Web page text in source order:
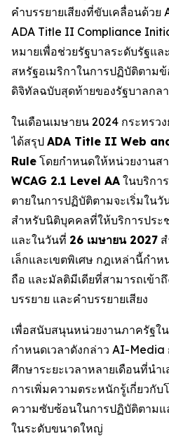
คำบรรยายเสียงที่ขับเคลื่อนด้วย
ADA Title II Compliance
หมายเพื่อช่วยรัฐบาลระดับรัฐแ
สหรัฐอเมริกาในการปฏิบัติตาม
ดิจิทัลฉบับสุดท้ายของรัฐบาลกล
ในเดือนเมษายน 2024 กระทรว
ได้สรุป ADA Title II Web
Rule โดยกำหนดให้หน่วยงานส
WCAG 2.1 Level AA ในบริกา
ตายในการปฏิบัติตามจะเริ่มในวั
สำหรับนิติบุคคลที่ให้บริการปร
และในวันที่ 26 เมษายน 2027
เล็กและเขตพิเศษ กฎเหล่านี้กำ
ถือ และมัลติมีเดียที่สามารถเข้า
บรรยาย และคำบรรยายเสียง
เพื่อสนับสนุนหน่วยงานภาครัฐใ
กำหนดเวลาดังกล่าว AI-Media
ศึกษาระยะเวลาหลายเดือนที่นำ
การเพิ่มความตระหนักรู้เกี่ยวกั
ความซับซ้อนในการปฏิบัติตาม
ในระดับขนาดใหญ่